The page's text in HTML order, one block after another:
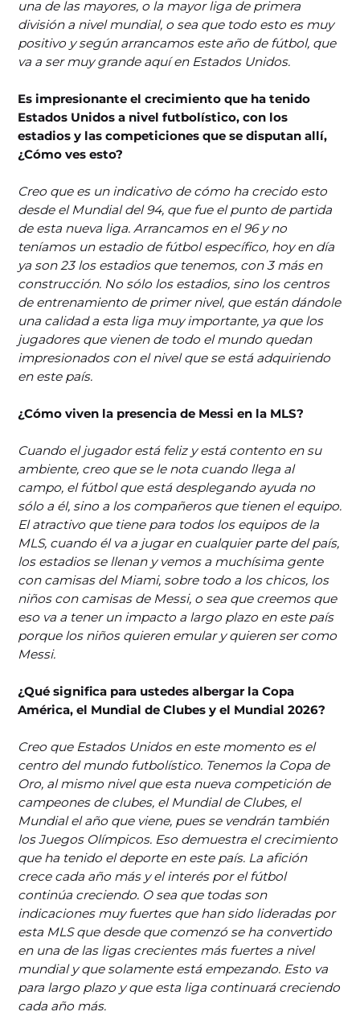
una de las mayores, o la mayor liga de primera
división a nivel mundial, o sea que todo esto es muy
positivo y según arrancamos este año de fútbol, que
va a ser muy grande aquí en Estados Unidos.
Es impresionante el crecimiento que ha tenido
Estados Unidos a nivel futbolístico, con los
estadios y las competiciones que se disputan allí,
¿Cómo ves esto?
Creo que es un indicativo de cómo ha crecido esto
desde el Mundial del 94, que fue el punto de partida
de esta nueva liga. Arrancamos en el 96 y no
teníamos un estadio de fútbol específico, hoy en día
ya son 23 los estadios que tenemos, con 3 más en
construcción. No sólo los estadios, sino los centros
de entrenamiento de primer nivel, que están dándole
una calidad a esta liga muy importante, ya que los
jugadores que vienen de todo el mundo quedan
impresionados con el nivel que se está adquiriendo
en este país.
¿Cómo viven la presencia de Messi en la MLS?
Cuando el jugador está feliz y está contento en su
ambiente, creo que se le nota cuando llega al
campo, el fútbol que está desplegando ayuda no
sólo a él, sino a los compañeros que tienen el equipo.
El atractivo que tiene para todos los equipos de la
MLS, cuando él va a jugar en cualquier parte del país,
los estadios se llenan y vemos a muchísima gente
con camisas del Miami, sobre todo a los chicos, los
niños con camisas de Messi, o sea que creemos que
eso va a tener un impacto a largo plazo en este país
porque los niños quieren emular y quieren ser como
Messi.
¿Qué significa para ustedes albergar la Copa
América, el Mundial de Clubes y el Mundial 2026?
Creo que Estados Unidos en este momento es el
centro del mundo futbolístico. Tenemos la Copa de
Oro, al mismo nivel que esta nueva competición de
campeones de clubes, el Mundial de Clubes, el
Mundial el año que viene, pues se vendrán también
los Juegos Olímpicos. Eso demuestra el crecimiento
que ha tenido el deporte en este país. La afición
crece cada año más y el interés por el fútbol
continúa creciendo. O sea que todas son
indicaciones muy fuertes que han sido lideradas por
esta MLS que desde que comenzó se ha convertido
en una de las ligas crecientes más fuertes a nivel
mundial y que solamente está empezando. Esto va
para largo plazo y que esta liga continuará creciendo
cada año más.